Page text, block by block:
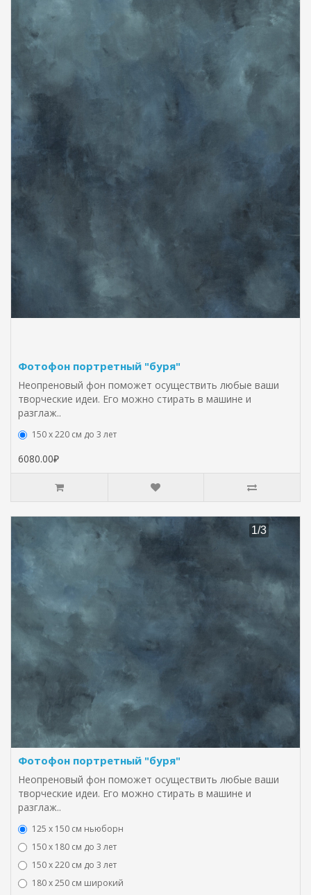
Фотофон портретный "буря"
Неопреновый фон поможет осуществить любые ваши
творческие идеи. Его можно стирать в машине и
разглаж..
150 х 220 см до 3 лет
6080.00₽
Фотофон портретный "буря"
Неопреновый фон поможет осуществить любые ваши
творческие идеи. Его можно стирать в машине и
разглаж..
125 x 150 см ньюборн
150 х 180 см до 3 лет
150 х 220 см до 3 лет
180 х 250 см широкий